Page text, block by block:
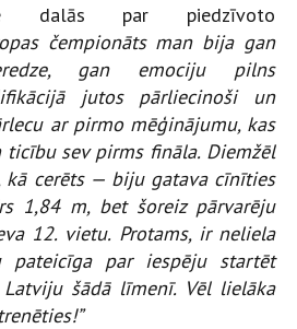
dalās par piedzīvoto
čempionāts man bija gan
gan emociju pilns
jutos pārliecinoši un
ar pirmo mēģinājumu, kas
sev pirms fināla. Diemžēl
kā cerēts — biju gatava cīnīties
1,84 m, bet šoreiz pārvarēju
12. vietu. Protams, ir neliela
pateicīga par iespēju startēt
šādā līmenī. Vēl lielāka